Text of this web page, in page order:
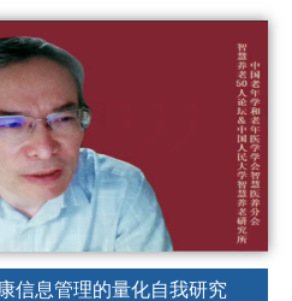
信息管理的量化自我研究